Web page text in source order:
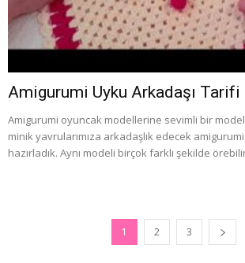
Amigurumi Uyku Arkadaşı Tarifi
Amigurumi oyuncak modellerine sevimli bir
minik yavrularımıza arkadaşlık edecek
hazırladık. Aynı modeli birçok farklı şekilde
1 2 3